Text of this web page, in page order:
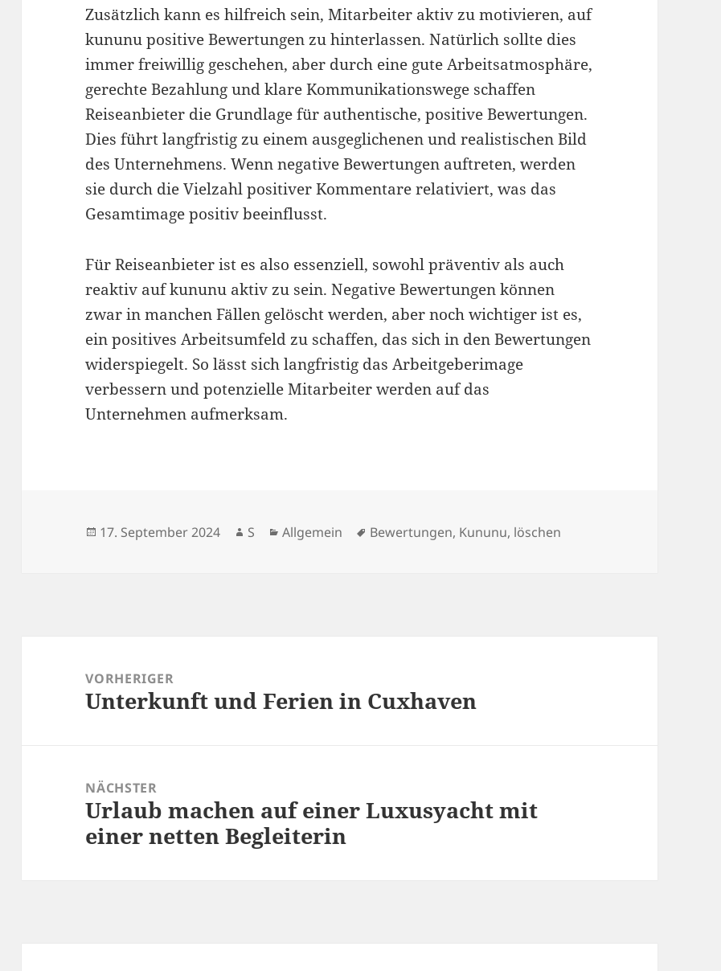
Zusätzlich kann es hilfreich sein, Mitarbeiter aktiv zu motivieren, auf
kununu positive Bewertungen zu hinterlassen. Natürlich sollte dies
immer freiwillig geschehen, aber durch eine gute Arbeitsatmosphäre,
gerechte Bezahlung und klare Kommunikationswege schaffen
Reiseanbieter die Grundlage für authentische, positive Bewertungen.
Dies führt langfristig zu einem ausgeglichenen und realistischen Bild
des Unternehmens. Wenn negative Bewertungen auftreten, werden
sie durch die Vielzahl positiver Kommentare relativiert, was das
Gesamtimage positiv beeinflusst.
Für Reiseanbieter ist es also essenziell, sowohl präventiv als auch
reaktiv auf kununu aktiv zu sein. Negative Bewertungen können
zwar in manchen Fällen gelöscht werden, aber noch wichtiger ist es,
ein positives Arbeitsumfeld zu schaffen, das sich in den Bewertungen
widerspiegelt. So lässt sich langfristig das Arbeitgeberimage
verbessern und potenzielle Mitarbeiter werden auf das
Unternehmen aufmerksam.
Veröffentlicht
17. September 2024 Autor
S Kategorien
Allgemein Schlagwörter
Bewertungen, Kununu, löschen
VORHERIGER
Vorheriger
Unterkunft und Ferien in Cuxhaven
NÄCHSTER
Nächster
Beitrag:
Urlaub machen auf einer Luxusyacht mit
einer netten Begleiterin